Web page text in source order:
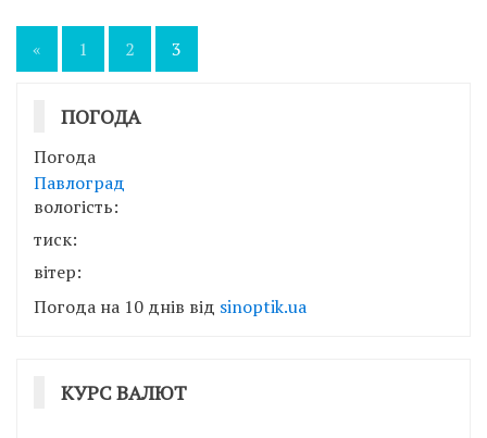
Пагінація
« 1 2 3
ПОГОДА
Погода
Павлоград
вологість:
тиск:
вітер:
Погода на 10 днів від sinoptik.ua
КУРС ВАЛЮТ